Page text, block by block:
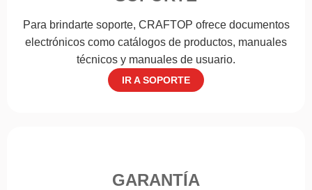
Para brindarte soporte, CRAFTOP ofrece documentos
electrónicos como catálogos de productos, manuales
técnicos y manuales de usuario.
IR A SOPORTE
GARANTÍA